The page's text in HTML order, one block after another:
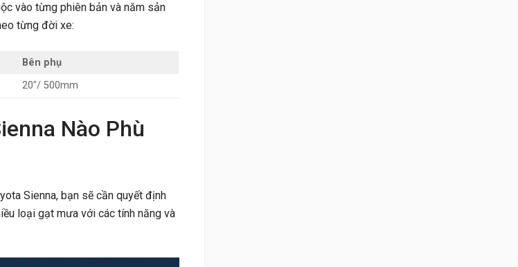
vào từng phiên bản và năm sản
từng đời xe:
Bên phụ
20″/ 500mm
Nào Phù
Sienna, bạn sẽ cần quyết định
loại gạt mưa với các tính năng và